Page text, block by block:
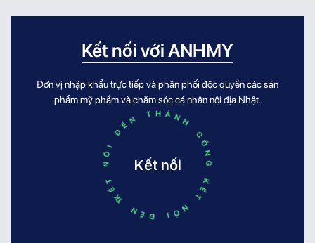
cầu của làn da. POSH KOSH tạo dấu ấn
bằng cách kết hợp [...]
AnhMy Foundation.
triển lãm mỹ phẩm,
Kết nối với ANHMY
Đơn vị nhập khẩu trực tiếp và phân phối độc quyền các sản
phẩm mỹ phẩm và chăm sóc cá nhân nội địa Nhật.
KẾT NỐI ĐẾN THÀNH CÔNG KẾT NỐI ĐẾN THÀNH CÔNG
Kết nối